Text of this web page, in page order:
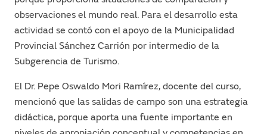
observaciones el mundo real. Para el desarrollo esta
actividad se contó con el apoyo de la Municipalidad
Provincial Sánchez Carrión por intermedio de la
Subgerencia de Turismo.
El Dr. Pepe Oswaldo Mori Ramírez, docente del curso,
mencionó que las salidas de campo son una estrategia
didáctica, porque aporta una fuente importante en